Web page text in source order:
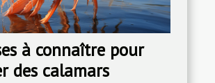
à connaître pour
des calamars